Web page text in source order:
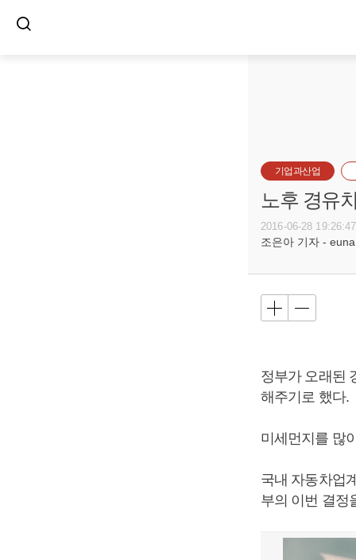
기업과산업
노후 경유
2016-06-28 19:26:47
조은아 기자 -
정부가 오래된
해주기로 했다.
미세먼지를 많
국내 자동차업
부의 이번 결정